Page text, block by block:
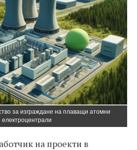
за изграждане на плаващи атомни
електроцентрали
на проекти в